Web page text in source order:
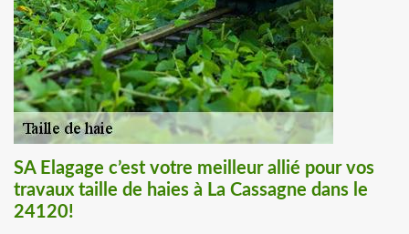
SA Elagage c’est votre meilleur allié pour vos
travaux taille de haies à La Cassagne dans le
24120!